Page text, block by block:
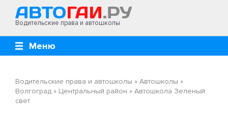
Водительские права и автошколы
Меню
Водительские права и автошколы » Автошколы »
Волгоград » Центральный район » Автошкола Зеленый
свет